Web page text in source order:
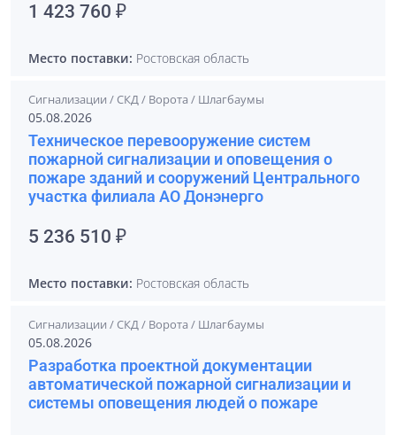
1 423 760 ₽
Место поставки: Ростовская область
Сигнализации / СКД / Ворота / Шлагбаумы
05.08.2026
Техническое перевооружение систем
пожарной сигнализации и оповещения о
пожаре зданий и сооружений Центрального
участка филиала АО Донэнерго
5 236 510 ₽
Место поставки: Ростовская область
Сигнализации / СКД / Ворота / Шлагбаумы
05.08.2026
Разработка проектной документации
автоматической пожарной сигнализации и
системы оповещения людей о пожаре